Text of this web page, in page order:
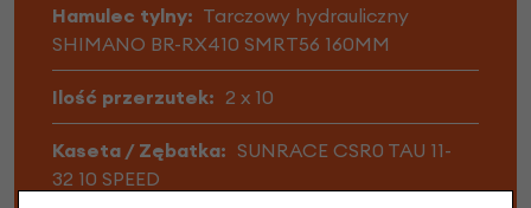
Hamulec tylny: Tarczowy hydrauliczny
SHIMANO BR-RX410 SMRT56 160MM
Ilość przerzutek: 2 x 10
Kaseta / Zębatka: SUNRACE CSR0 TAU 11-
32 10 SPEED